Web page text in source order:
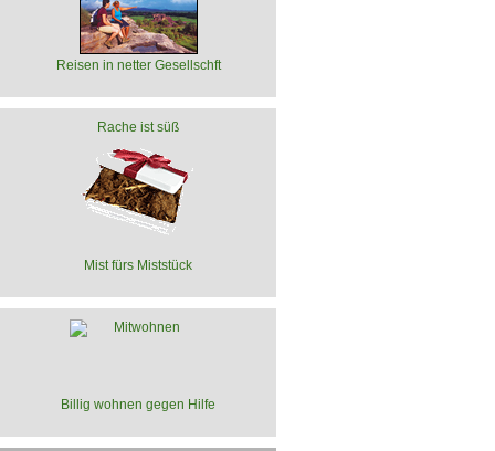
Reisen in netter Gesellschft
Rache ist süß
Mist fürs Miststück
Billig wohnen gegen Hilfe